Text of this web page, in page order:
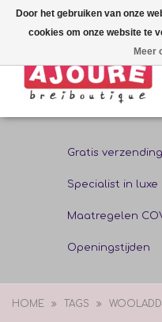
Gratis
Specialist in luxe
Maatregelen
Openingstijden
HOME TAGS
Door het gebruiken van onze
cookies om onze website te
Meer